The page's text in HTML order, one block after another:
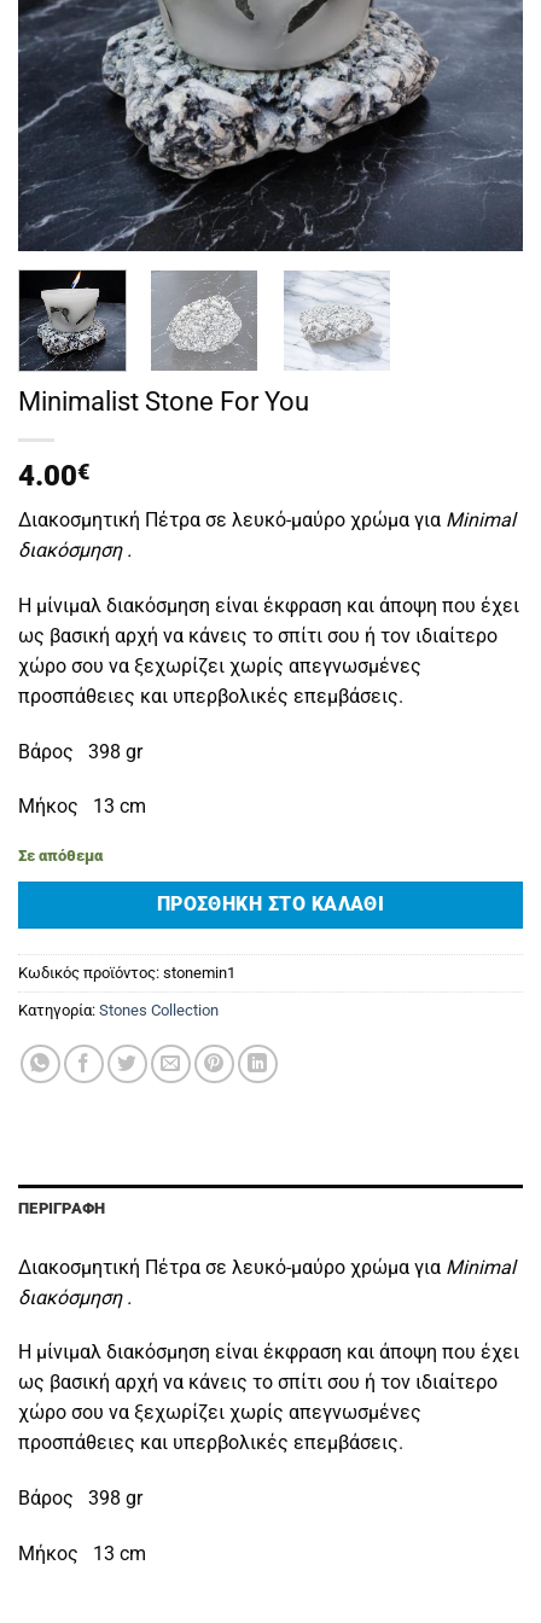
Minimalist Stone For You
4.00€
Διακοσμητική Πέτρα σε λευκό-μαύρο χρώμα για Minimal
διακόσμηση .
Η μίνιμαλ διακόσμηση είναι έκφραση και άποψη που έχει
ως βασική αρχή να κάνεις το σπίτι σου ή τον ιδιαίτερο
χώρο σου να ξεχωρίζει χωρίς απεγνωσμένες
προσπάθειες και υπερβολικές επεμβάσεις.
Βάρος 398 gr
Μήκος 13 cm
Σε απόθεμα
ΠΡΟΣΘΉΚΗ ΣΤΟ ΚΑΛΆΘΙ
Κωδικός προϊόντος: stonemin1
Κατηγορία: Stones Collection
ΠΕΡΙΓΡΑΦΉ
Διακοσμητική Πέτρα σε λευκό-μαύρο χρώμα για Minimal
διακόσμηση .
Η μίνιμαλ διακόσμηση είναι έκφραση και άποψη που έχει
ως βασική αρχή να κάνεις το σπίτι σου ή τον ιδιαίτερο
χώρο σου να ξεχωρίζει χωρίς απεγνωσμένες
προσπάθειες και υπερβολικές επεμβάσεις.
Βάρος 398 gr
Μήκος 13 cm